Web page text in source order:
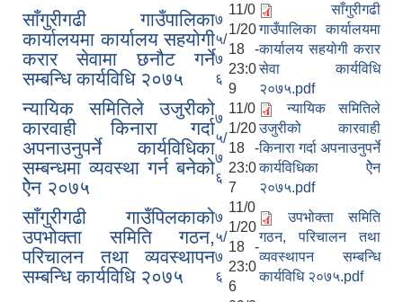
साँगुरीगढी गाउँपालिका
कार्यालयमा कार्यालय सहयोगी
करार सेवामा छनौट गर्ने
सम्बन्धि कार्यविधि २०७५
७
५/
७
६
11/0
1/20
18 -
23:0
9
साँगुरीगढी
गाउँपालिका कार्यालयमा
कार्यालय सहयोगी करार
सेवा कार्यविधि
२०७५.pdf
न्यायिक समितिले उजुरीको
कारवाही किनारा गर्दा
अपनाउनुपर्ने कार्यविधिका
सम्बन्धमा व्यवस्था गर्न बनेको
ऐेन २०७५
७
५/
७
६
11/0
1/20
18 -
23:0
7
न्यायिक समितिले
उजुरीको कारवाही
किनारा गर्दा अपनाउनुपर्ने
कार्यविधिका ऐेन
२०७५.pdf
साँगुरीगढी गाउँपिलकाको
उपभोक्ता समिति गठन,
परिचालन तथा व्यवस्थापन
सम्बन्धि कार्यविधि २०७५
७
५/
७
६
11/0
1/20
18 -
23:0
6
उपभोक्ता समिति
गठन, परिचालन तथा
व्यवस्थापन सम्बन्धि
कार्यविधि २०७५.pdf